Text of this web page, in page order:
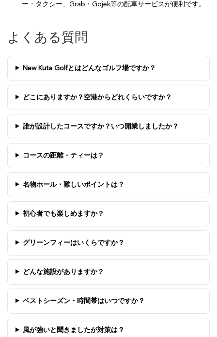
ー・タクシー、Grab・Gojek等の配車サービスが便利です。
よくある質問
New Kuta Golfとはどんなゴルフ場ですか？
どこにありますか？空港からどれくらいですか？
誰が設計したコースですか？いつ開業しましたか？
コースの距離・ティーは？
名物ホール・難しいポイントは？
初心者でも楽しめますか？
グリーンフィーはいくらですか？
どんな施設がありますか？
ベストシーズン・時間帯はいつですか？
風が強いと聞きましたが対策は？